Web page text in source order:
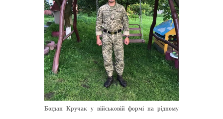
Богдан Кручак у військовій формі на рідному